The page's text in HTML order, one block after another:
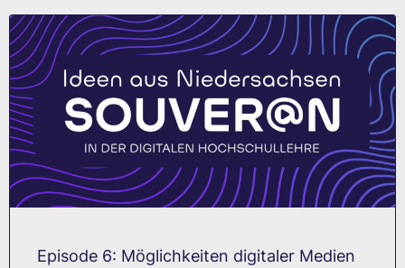
Episode 6: Möglichkeiten digitaler Medien